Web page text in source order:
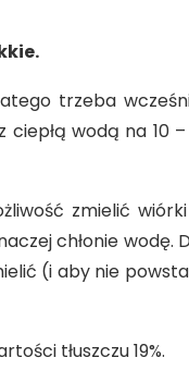
trzeba
wodą na 10
zmielić
chłonie wodę.
(i aby nie
tłuszczu 19%.